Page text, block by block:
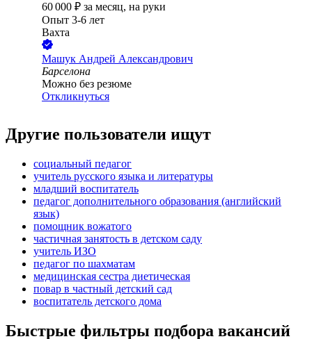
60 000 ₽ за месяц, на руки
Опыт 3-6 лет
Вахта
Машук Андрей Александрович
Барселона
Можно без резюме
Откликнуться
Другие пользователи ищут
социальный педагог
учитель русского языка и литературы
младший воспитатель
педагог дополнительного образования (английский
язык)
помощник вожатого
частичная занятость в детском саду
учитель ИЗО
педагог по шахматам
медицинская сестра диетическая
повар в частный детский сад
воспитатель детского дома
Быстрые фильтры подбора вакансий